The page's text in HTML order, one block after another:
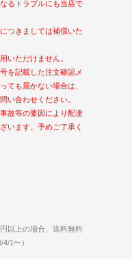
るトラブルにも当店で
つきましては補償いた
いただけません。
を記載した注文確認メ
ても届かない場合は、
い合わせください。
故等の要因により配達
います。予めご了承く
以上の場合、送料無料
1〜）